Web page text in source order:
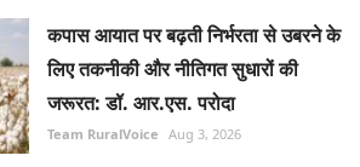
कपास आयात पर बढ़ती निर्भरता से उबरने के
लिए तकनीकी और नीतिगत सुधारों की
जरूरत: डॉ. आर.एस. परोदा
Team RuralVoice Aug 3, 2026